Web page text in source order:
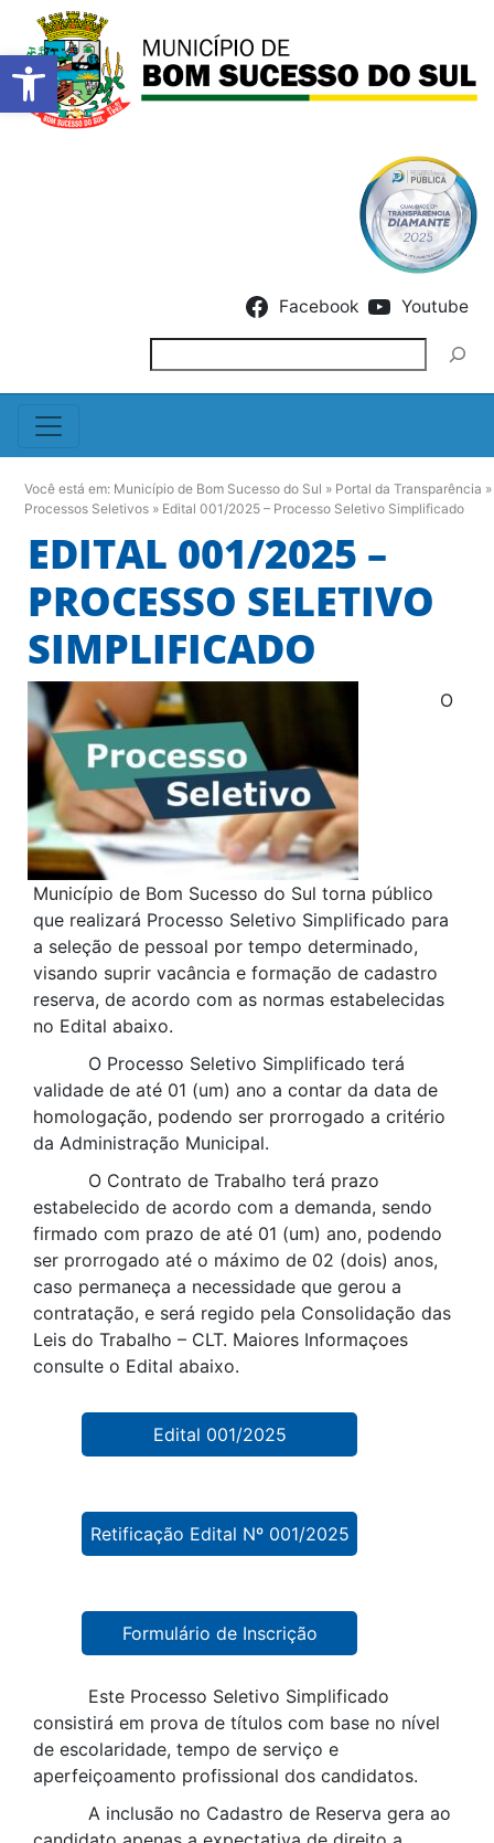
Barra de Ferramentas
Facebook Youtube
Você está em: Município de Bom Sucesso do Sul » Portal da Transparência »
Processos Seletivos » Edital 001/2025 – Processo Seletivo Simplificado
EDITAL 001/2025 –
PROCESSO SELETIVO
SIMPLIFICADO
O
Município de Bom Sucesso do Sul torna público
que realizará Processo Seletivo Simplificado para
a seleção de pessoal por tempo determinado,
visando suprir vacância e formação de cadastro
reserva, de acordo com as normas estabelecidas
no Edital abaixo.
O Processo Seletivo Simplificado terá
validade de até 01 (um) ano a contar da data de
homologação, podendo ser prorrogado a critério
da Administração Municipal.
O Contrato de Trabalho terá prazo
estabelecido de acordo com a demanda, sendo
firmado com prazo de até 01 (um) ano, podendo
ser prorrogado até o máximo de 02 (dois) anos,
caso permaneça a necessidade que gerou a
contratação, e será regido pela Consolidação das
Leis do Trabalho – CLT. Maiores Informaçoes
consulte o Edital abaixo.
Edital 001/2025
Retificação Edital Nº 001/2025
Formulário de Inscrição
Este Processo Seletivo Simplificado
consistirá em prova de títulos com base no nível
de escolaridade, tempo de serviço e
aperfeiçoamento profissional dos candidatos.
A inclusão no Cadastro de Reserva gera ao